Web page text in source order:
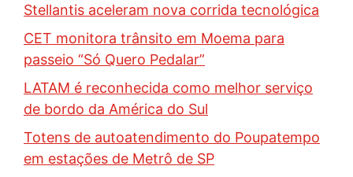
Stellantis aceleram nova corrida tecnológica
CET monitora trânsito em Moema para
passeio “Só Quero Pedalar”
LATAM é reconhecida como melhor serviço
de bordo da América do Sul
Totens de autoatendimento do Poupatempo
em estações de Metrô de SP